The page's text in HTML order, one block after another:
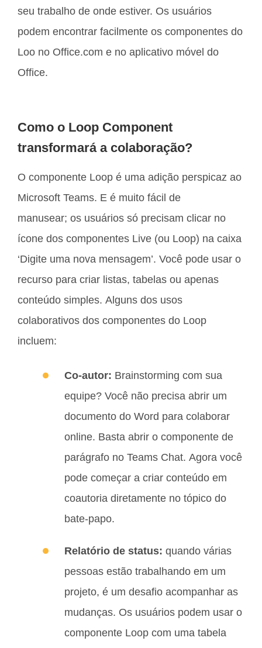
seu trabalho de onde estiver. Os usuários
podem encontrar facilmente os componentes do
Loo no Office.com e no aplicativo móvel do
Office.
Como o Loop Component
transformará a colaboração?
O componente Loop é uma adição perspicaz ao
Microsoft Teams. E é muito fácil de
manusear; os usuários só precisam clicar no
ícone dos componentes Live (ou Loop) na caixa
‘Digite uma nova mensagem’. Você pode usar o
recurso para criar listas, tabelas ou apenas
conteúdo simples. Alguns dos usos
colaborativos dos componentes do Loop
incluem:
Co-autor: Brainstorming com sua
equipe? Você não precisa abrir um
documento do Word para colaborar
online. Basta abrir o componente de
parágrafo no Teams Chat. Agora você
pode começar a criar conteúdo em
coautoria diretamente no tópico do
bate-papo.
Relatório de status: quando várias
pessoas estão trabalhando em um
projeto, é um desafio acompanhar as
mudanças. Os usuários podem usar o
componente Loop com uma tabela